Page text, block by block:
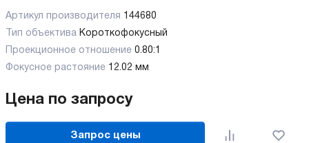
Артикул производителя 144680
Тип объектива Короткофокусный
Проекционное отношение 0.80:1
Фокусное растояние 12.02 мм
Цена по запросу
Запрос цены